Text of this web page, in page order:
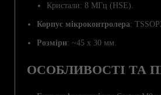
Кристали: 8 МГц (HSE).
Корпус мікроконтролера:
Розміри: ~45 x 30 мм.
ОСОБЛИВОСТІ ТА